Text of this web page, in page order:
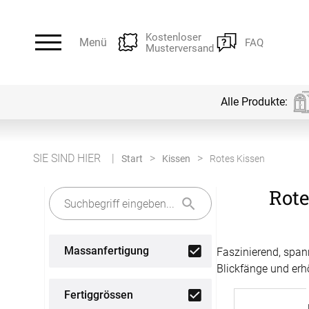
Menü
Kostenloser
Musterversand
FAQ
Für Ihre Fenster & Türen
Plissee
Alle Plissees
Fertiggrössen
Rollo
Alle Rollos
Dachfenster Rollo
Alle Lamellen
Massanfertigung
Jalousien
Alle Produkte:
SIE SIND HIER Start Kissen Rotes Kissen
Massanfertigung
Fertiggrössen
Faszinierend,
Blickfänge und